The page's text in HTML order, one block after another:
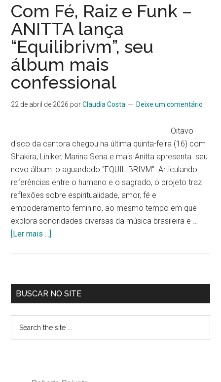
Com Fé, Raiz e Funk –
ANITTA lança
“Equilibrivm”, seu
álbum mais
confessional
22 de abril de 2026 porClaudia Costa Deixe um comentário
Oitavo
disco da cantora chegou na última quinta-feira (16) com
Shakira, Liniker, Marina Sena e mais Anitta apresenta seu
novo álbum: o aguardado “EQUILIBRIVM”. Articulando
referências entre o humano e o sagrado, o projeto traz
reflexões sobre espiritualidade, amor, fé e
empoderamento feminino, ao mesmo tempo em que
explora sonoridades diversas da música brasileira e …
[Ler mais ...]
BUSCAR NO SITE